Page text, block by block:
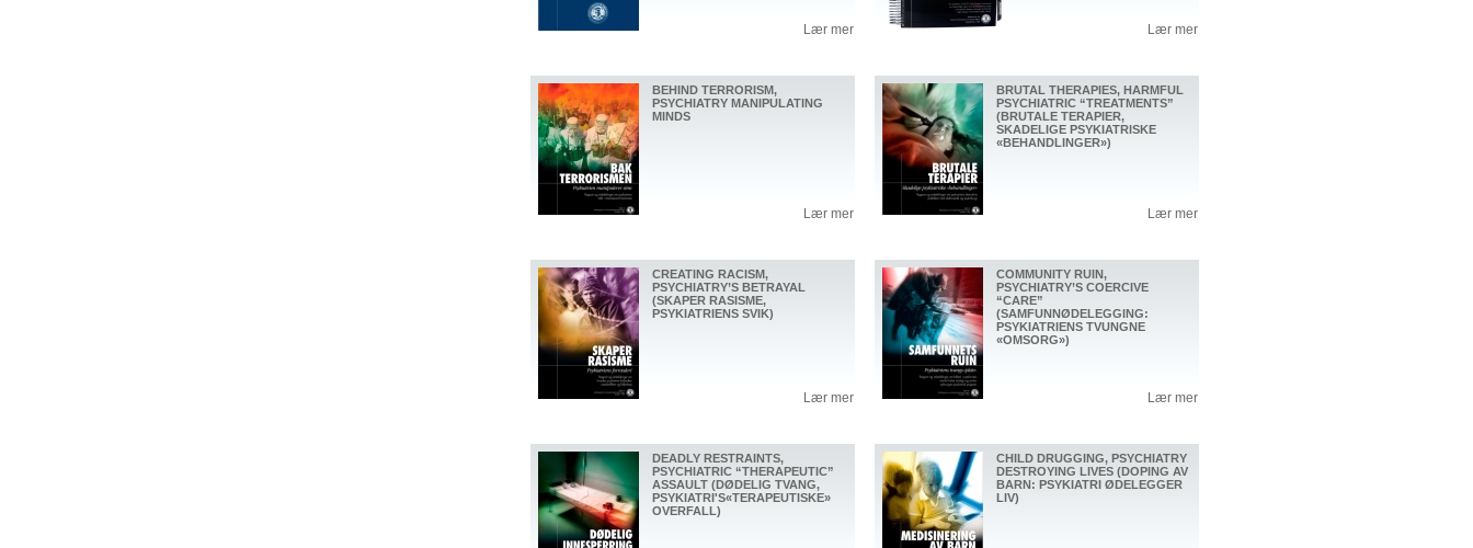
Lær mer Lær mer
BEHIND TERRORISM,
PSYCHIATRY MANIPULATING
MINDS
Lær mer
BRUTAL THERAPIES, HARMFUL
PSYCHIATRIC “TREATMENTS”
(BRUTALE TERAPIER,
SKADELIGE PSYKIATRISKE
«BEHANDLINGER»)
Lær mer
CREATING RACISM,
PSYCHIATRY’S BETRAYAL
(SKAPER RASISME,
PSYKIATRIENS SVIK)
Lær mer
COMMUNITY RUIN,
PSYCHIATRY’S COERCIVE
“CARE”
(SAMFUNNØDELEGGING:
PSYKIATRIENS TVUNGNE
«OMSORG»)
Lær mer
DEADLY RESTRAINTS,
PSYCHIATRIC “THERAPEUTIC”
ASSAULT (DØDELIG TVANG,
PSYKIATRI'S«TERAPEUTISKE»
OVERFALL)
CHILD DRUGGING, PSYCHIATRY
DESTROYING LIVES (DOPING AV
BARN: PSYKIATRI ØDELEGGER
LIV)